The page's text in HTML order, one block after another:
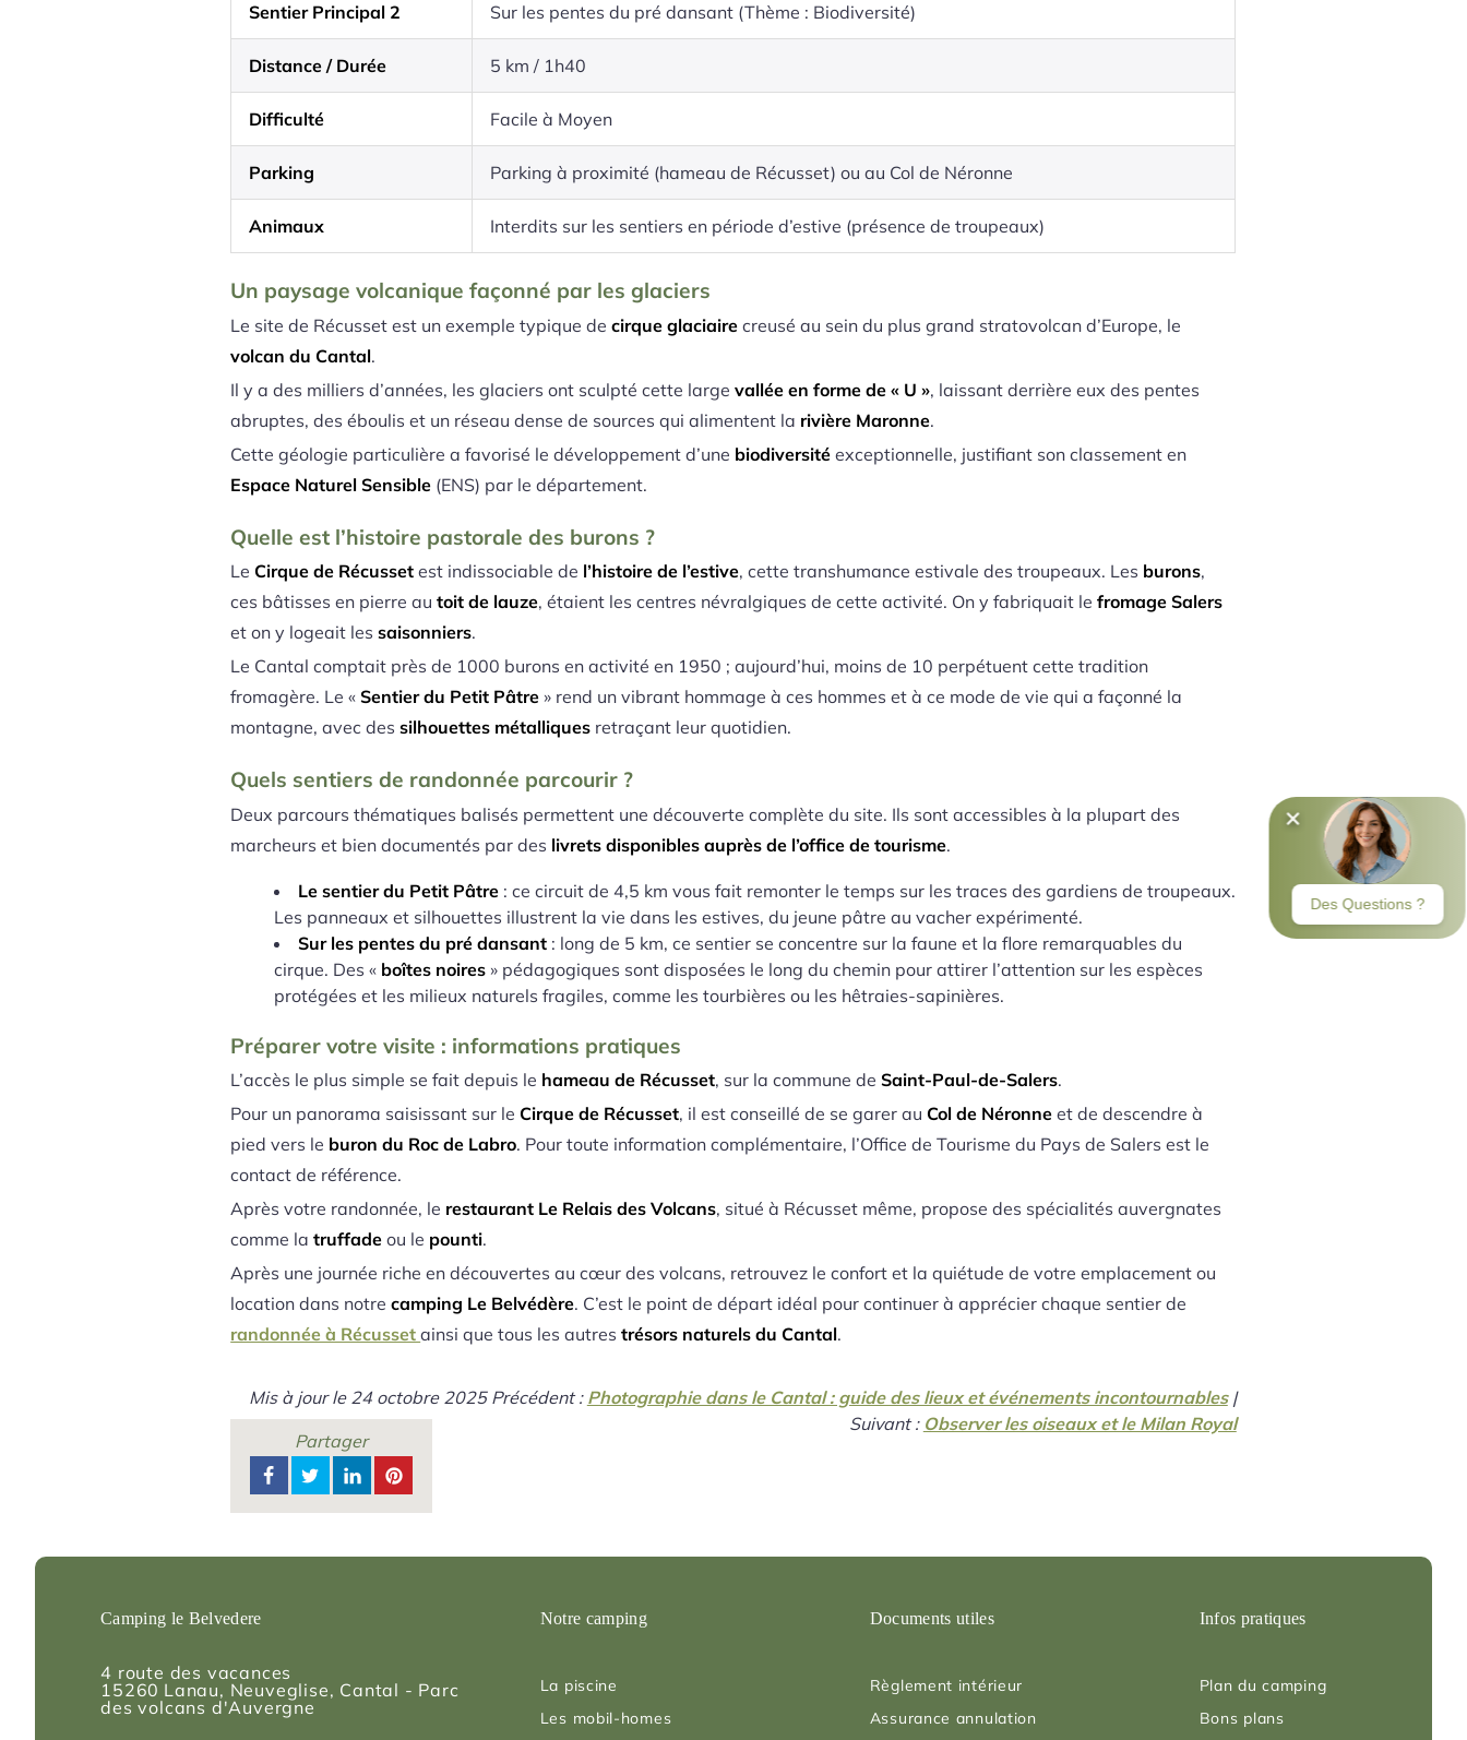
Sentier Principal 2 Sur les pentes du pré dansant (Thème : Biodiversité)
Distance / Durée 5 km / 1h40
Difficulté Facile à Moyen
Parking Parking à proximité (hameau de Récusset) ou au Col de Néronne
Animaux Interdits sur les sentiers en période d’estive (présence de troupeaux)
Un paysage volcanique façonné par les glaciers
Le site de Récusset est un exemple typique decirque glaciaire creusé au sein du plus grand stratovolcan d’Europe, le
volcan du Cantal.
Il y a des milliers d’années, les glaciers ont sculpté cette largevallée en forme de « U », laissant derrière eux des pentes
abruptes, des éboulis et un réseau dense de sources qui alimentent la rivière Maronne.
Cette géologie particulière a favorisé le développement d’une biodiversité exceptionnelle, justifiant son classement en
Espace Naturel Sensible (ENS) par le département.
Quelle est l’histoire pastorale des burons ?
LeCirque de Récusset est indissociable de l’histoire de l’estive, cette transhumance estivale des troupeaux. Les burons,
ces bâtisses en pierre autoit de lauze, étaient les centres névralgiques de cette activité. On y fabriquait lefromage Salers
et on y logeait lessaisonniers.
Le Cantal comptait près de 1000 burons en activité en 1950 ; aujourd’hui, moins de 10 perpétuent cette tradition
fromagère. Le «Sentier du Petit Pâtre » rend un vibrant hommage à ces hommes et à ce mode de vie qui a façonné la
montagne, avec dessilhouettes métalliques retraçant leur quotidien.
Quels sentiers de randonnée parcourir ?
Deux parcours thématiques balisés permettent une découverte complète du site. Ils sont accessibles à la plupart des
marcheurs et bien documentés par des livrets disponibles auprès de l’office de tourisme.
Le sentier du Petit Pâtre : ce circuit de 4,5 km vous fait remonter le temps sur les traces des gardiens de troupeaux.
Les panneaux et silhouettes illustrent la vie dans les estives, du jeune pâtre au vacher expérimenté.
Sur les pentes du pré dansant : long de 5 km, ce sentier se concentre sur la faune et la flore remarquables du
cirque. Des « boîtes noires » pédagogiques sont disposées le long du chemin pour attirer l’attention sur les espèces
protégées et les milieux naturels fragiles, comme les tourbières ou les hêtraies-sapinières.
Préparer votre visite : informations pratiques
L’accès le plus simple se fait depuis le hameau de Récusset, sur la commune deSaint-Paul-de-Salers.
Pour un panorama saisissant sur leCirque de Récusset, il est conseillé de se garer auCol de Néronne et de descendre à
pied vers le buron du Roc de Labro. Pour toute information complémentaire, l’Office de Tourisme du Pays de Salers est le
contact de référence.
Après votre randonnée, le restaurant Le Relais des Volcans, situé à Récusset même, propose des spécialités auvergnates
comme latruffade ou le pounti.
Après une journée riche en découvertes au cœur des volcans, retrouvez le confort et la quiétude de votre emplacement ou
location dans notrecamping Le Belvédère. C’est le point de départ idéal pour continuer à apprécier chaque sentier de
randonnée à Récussetainsi que tous les autrestrésors naturels du Cantal.
Mis à jour le 24 octobre 2025Précédent : Photographie dans le Cantal : guide des lieux et événements incontournables|
Suivant : Observer les oiseaux et le Milan Royal
Partager
Camping le Belvedere
4 route des vacances
15260 Lanau, Neuveglise, Cantal - Parc
des volcans d'Auvergne
Notre camping
La piscine
Les mobil-homes
Documents utiles
Règlement intérieur
Assurance annulation
Infos pratiques
Plan du camping
Bons plans